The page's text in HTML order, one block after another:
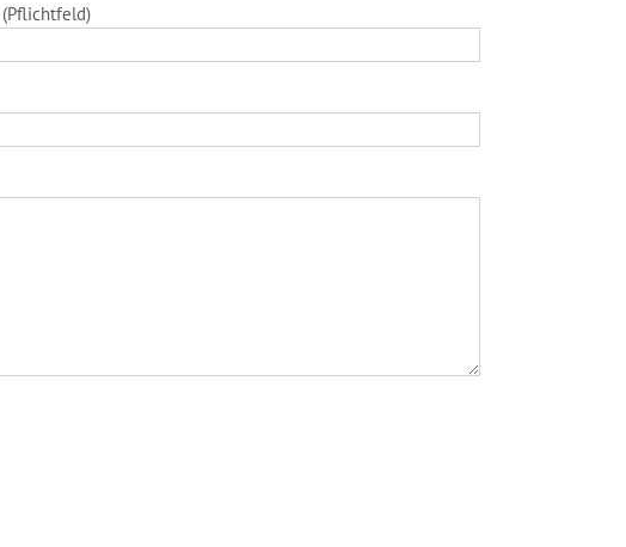
(Pflichtfeld)